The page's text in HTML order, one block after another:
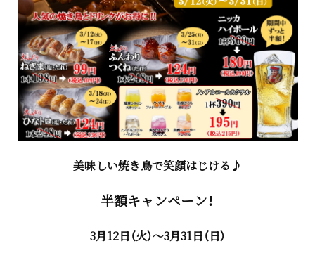
美味しい焼き鳥で笑顔はじける♪
半額キャンペーン！
3月12日（火）～3月31日（日）